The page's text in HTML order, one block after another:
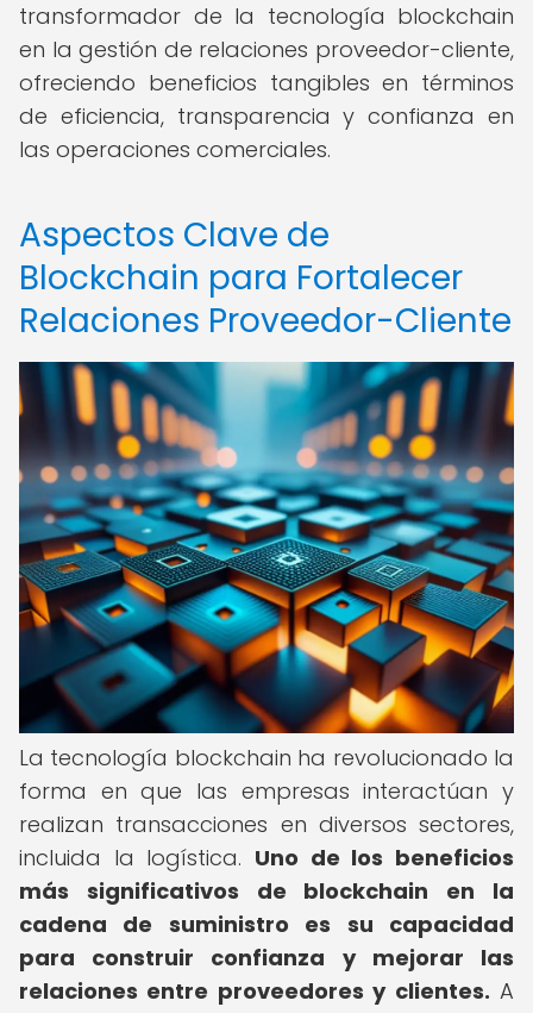
transformador de la tecnología blockchain
en la gestión de relaciones proveedor-cliente,
ofreciendo beneficios tangibles en términos
de eficiencia, transparencia y confianza en
las operaciones comerciales.
Aspectos Clave de
Blockchain para Fortalecer
Relaciones Proveedor-Cliente
La tecnología blockchain ha revolucionado la
forma en que las empresas interactúan y
realizan transacciones en diversos sectores,
incluida la logística. Uno de los beneficios
más significativos de blockchain en la
cadena de suministro es su capacidad
para construir confianza y mejorar las
relaciones entre proveedores y clientes. A